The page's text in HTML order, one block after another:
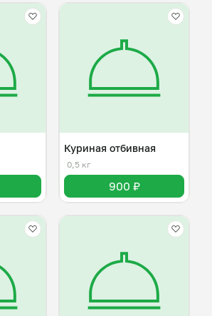
Куриная отбивная
0,5 кг
900 ₽